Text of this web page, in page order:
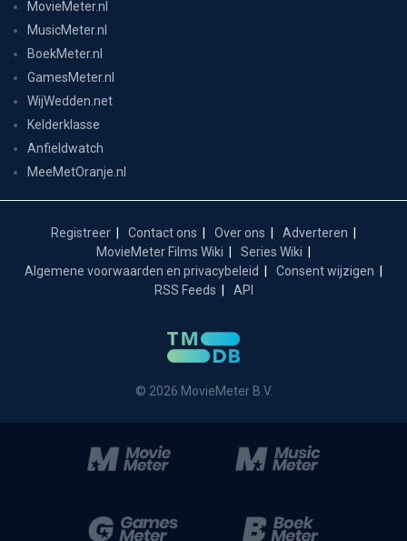
MovieMeter.nl
MusicMeter.nl
BoekMeter.nl
GamesMeter.nl
WijWedden.net
Kelderklasse
Anfieldwatch
MeeMetOranje.nl
Registreer Contact ons Over ons
Adverteren
MovieMeter Films Wiki
Series Wiki
Algemene voorwaarden en privacybeleid
Consent wijzigen
RSS Feeds
API
© 2026 MovieMeter B.V.